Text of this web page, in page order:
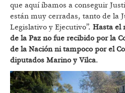
que aquí íbamos a conseguir
están muy cerradas, tanto de la
Legislativo y Ejecutivo”. Hasta el
de la Paz no fue recibido por la
de la Nación ni tampoco por el
diputados Marino y Vilca.